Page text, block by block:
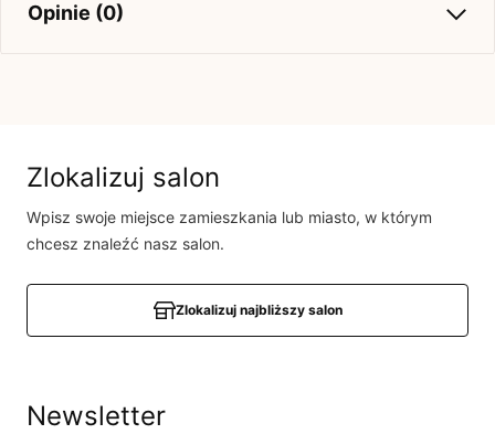
Opinie (0)
Bądź pierwszą osobą, która podzieli się opinią o tym
Powiadomienie
Zlokalizuj salon
Wpisz swoje miejsce zamieszkania lub miasto, w którym
chcesz znaleźć nasz salon.
Zlokalizuj najbliższy salon
Newsletter